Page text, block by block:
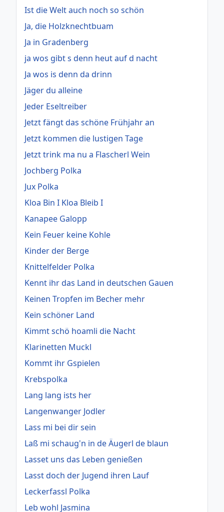
Ist die Welt auch noch so schön
Ja, die Holzknechtbuam
Ja in Gradenberg
ja wos gibt s denn heut auf d nacht
Ja wos is denn da drinn
Jäger du alleine
Jeder Eseltreiber
Jetzt fängt das schöne Frühjahr an
Jetzt kommen die lustigen Tage
Jetzt trink ma nu a Flascherl Wein
Jochberg Polka
Jux Polka
Kloa Bin I Kloa Bleib I
Kanapee Galopp
Kein Feuer keine Kohle
Kinder der Berge
Knittelfelder Polka
Kennt ihr das Land in deutschen Gauen
Keinen Tropfen im Becher mehr
Kein schöner Land
Kimmt schö hoamli die Nacht
Klarinetten Muckl
Kommt ihr Gspielen
Krebspolka
Lang lang ists her
Langenwanger Jodler
Lass mi bei dir sein
Laß mi schaug'n in de Äugerl de blaun
Lasset uns das Leben genießen
Lasst doch der Jugend ihren Lauf
Leckerfassl Polka
Leb wohl Jasmina